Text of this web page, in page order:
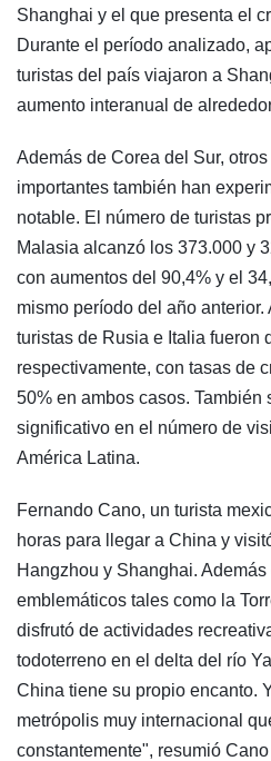
Shanghai y el que presenta el
Durante el período analizado,
turistas del país viajaron a
aumento interanual de
Además de Corea del Sur,
importantes también han
notable. El número de turistas
Malasia alcanzó los 373.000 y
con aumentos del 90,4% y el
mismo período del año
turistas de Rusia e Italia fueron
respectivamente, con tasas de
50% en ambos casos. También
significativo en el número de
América Latina.
Fernando Cano, un turista
horas para llegar a China y
Hangzhou y Shanghai.
emblemáticos tales como la
disfrutó de actividades
todoterreno en el delta del río
China tiene su propio encanto.
metrópolis muy internacional
constantemente", resumió